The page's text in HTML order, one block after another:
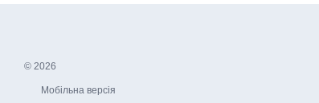
інвестуєте в
© 2026
Мобільна версія